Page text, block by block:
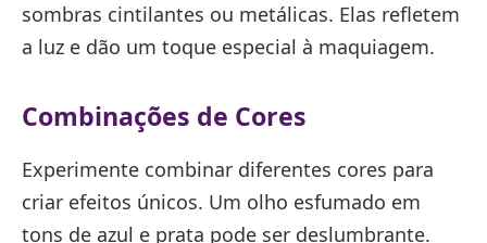
sombras cintilantes ou metálicas. Elas refletem
a luz e dão um toque especial à maquiagem.
Combinações de Cores
Experimente combinar diferentes cores para
criar efeitos únicos. Um olho esfumado em
tons de azul e prata pode ser deslumbrante.